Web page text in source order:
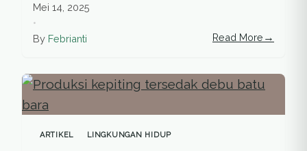
Mei 14, 2025
•
By Febrianti Read More →
ARTIKEL LINGKUNGAN HIDUP